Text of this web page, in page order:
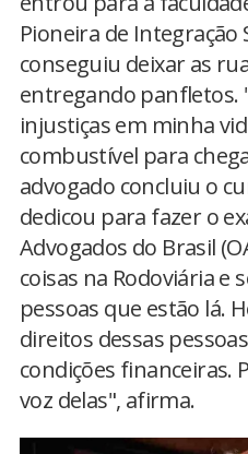
Pioneira de Integração
conseguiu deixar as
entregando panfletos.
injustiças em minha
combustível para
advogado concluiu o
dedicou para fazer o
Advogados do Brasil
coisas na Rodoviária e
pessoas que estão lá.
direitos dessas
condições financeiras.
voz delas", afirma.